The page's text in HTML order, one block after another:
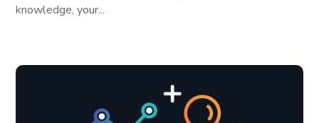
knowledge, your...